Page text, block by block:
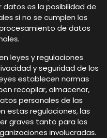
es la posibilidad de
si no se cumplen los
de datos
leyes y regulaciones
y seguridad de los
establecen normas
recopilar, almacenar,
personales de las
estas regulaciones, las
graves tanto para los
involucradas.